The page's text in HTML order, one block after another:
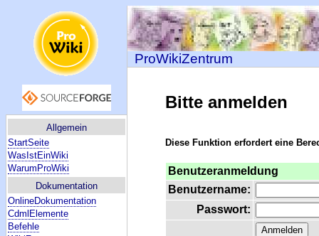
Allgemein
StartSeite
WasIstEinWiki
WarumProWiki
Dokumentation
OnlineDokumentation
CdmlElemente
Befehle
ProWikiZentrum
Bitte anmelden
Diese Funktion erfordert eine
Benutzeranmeldung
Benutzername:
Passwort: